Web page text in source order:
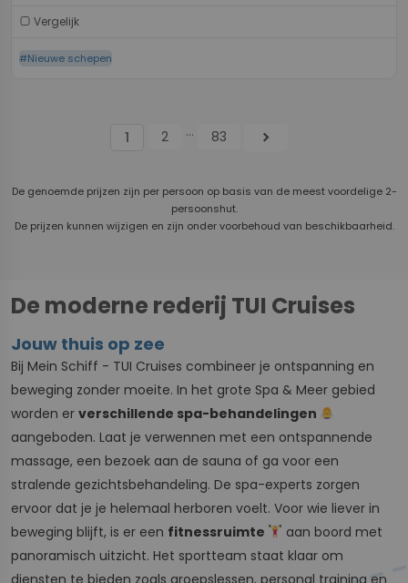
Vergelijk
#Nieuwe schepen
1 2 ... 83 chevron_right
De genoemde prijzen zijn per persoon op basis van de meest voordelige 2-
persoonshut.
De prijzen kunnen wijzigen en zijn onder voorbehoud van beschikbaarheid.
De moderne rederij TUI Cruises
Jouw thuis op zee
Bij Mein Schiff - TUI Cruises combineer je ontspanning en
beweging zonder moeite. In het grote Spa & Meer gebied
worden er verschillende spa-behandelingen
aangeboden. Laat je verwennen met een ontspannende
massage, een bezoek aan de sauna of ga voor een
stralende gezichtsbehandeling. De spa-experts zorgen
ervoor dat je je helemaal herboren voelt. Voor wie liever in
beweging blijft, is er een fitnessruimte
aan boord met
panoramisch uitzicht. Het sportteam staat klaar om
diensten te bieden zoals groepslessen, personal training en